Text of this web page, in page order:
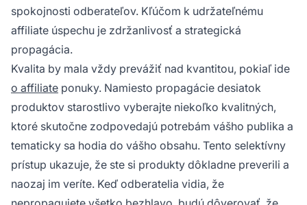
spokojnosti odberateľov. Kľúčom k udržateľnému
affiliate úspechu je zdržanlivosť a strategická
propagácia.
Kvalita by mala vždy prevážiť nad kvantitou, pokiaľ ide
o affiliate ponuky. Namiesto propagácie desiatok
produktov starostlivo vyberajte niekoľko kvalitných,
ktoré skutočne zodpovedajú potrebám vášho publika a
tematicky sa hodia do vášho obsahu. Tento selektívny
prístup ukazuje, že ste si produkty dôkladne preverili a
naozaj im veríte. Keď odberatelia vidia, že